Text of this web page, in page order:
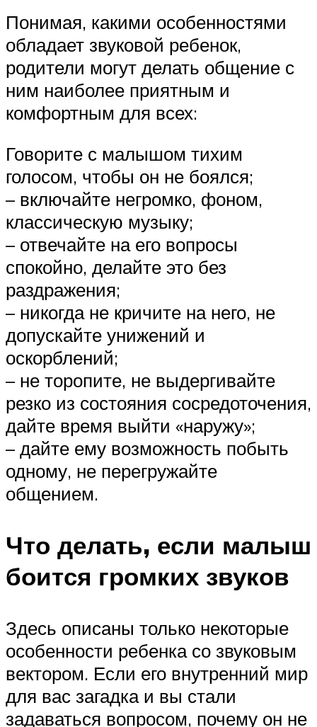
Понимая, какими особенностями
обладает звуковой ребенок,
родители могут делать общение с
ним наиболее приятным и
комфортным для всех:
Говорите с малышом тихим
голосом, чтобы он не боялся;
– включайте негромко, фоном,
классическую музыку;
– отвечайте на его вопросы
спокойно, делайте это без
раздражения;
– никогда не кричите на него, не
допускайте унижений и
оскорблений;
– не торопите, не выдергивайте
резко из состояния сосредоточения,
дайте время выйти «наружу»;
– дайте ему возможность побыть
одному, не перегружайте
общением.
Что делать, если малыш
боится громких звуков
Здесь описаны только некоторые
особенности ребенка со звуковым
вектором. Если его внутренний мир
для вас загадка и вы стали
задаваться вопросом, почему он не